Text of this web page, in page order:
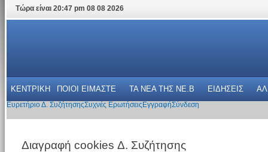
Τώρα είναι 20:47 pm 08 08 2026
ΚΕΝΤΡΙΚΗ ΠΟΙΟΙ ΕΙΜΑΣΤΕ ΤΑ ΝΕΑ THΣ NE.B ΕΙΔΗΣΕΙΣ
Ευρετήριο Δ. ΣυζήτησηςΣυχνές Ερωτήσεις ΕγγραφήΣύνδεση
Διαγραφή cookies Δ. Συζήτησης